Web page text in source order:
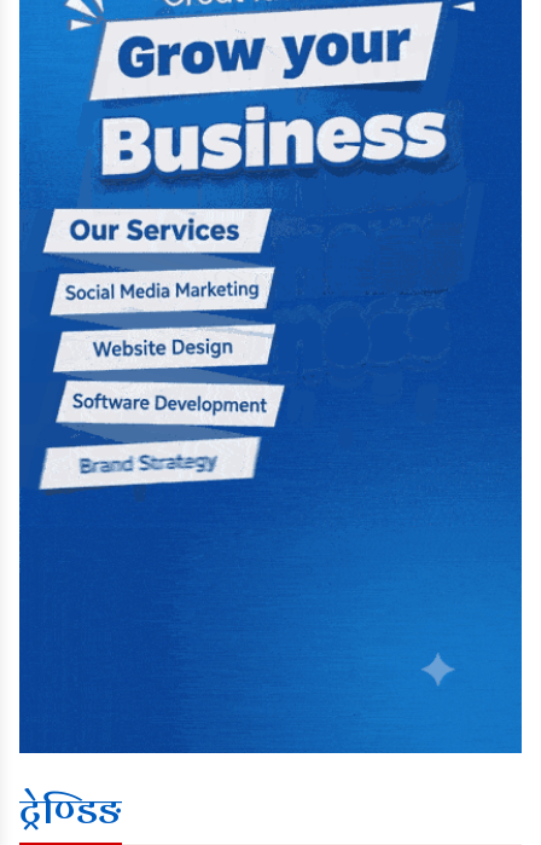
ट्रेण्डिङ